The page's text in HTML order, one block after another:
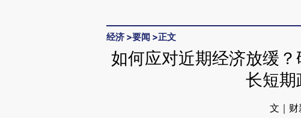
经济 >要闻 >正文
如何应对近期经济放缓
长短期
文｜